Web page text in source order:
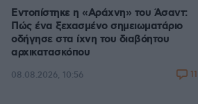
Εντοπίστηκε η «Αράχνη» του Άσαντ:
Πώς ένα ξεχασμένο σημειωματάριο
οδήγησε στα ίχνη του διαβόητου
αρχικατασκόπου
08.08.2026, 10:56 11